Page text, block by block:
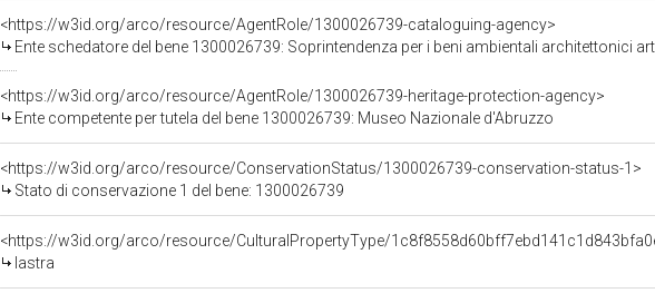
<https://w3id.org/arco/resource/AgentRole/1300026739-cataloguing-agency>
Ente schedatore del bene 1300026739: Soprintendenza per i beni ambientali architettonici
<https://w3id.org/arco/resource/AgentRole/1300026739-heritage-protection-agency>
Ente competente per tutela del bene 1300026739: Museo Nazionale d'Abruzzo
<https://w3id.org/arco/resource/ConservationStatus/1300026739-conservation-status-1>
Stato di conservazione 1 del bene: 1300026739
<https://w3id.org/arco/resource/CulturalPropertyType/
lastra